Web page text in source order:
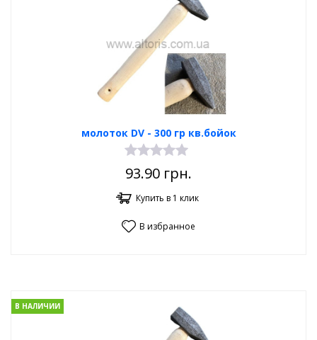
молоток DV - 300 гр кв.бойок
93.90 грн.
Купить в 1 клик
В избранное
В НАЛИЧИИ